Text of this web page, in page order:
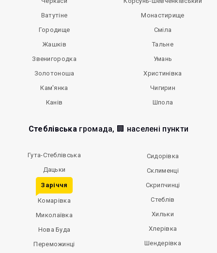
Ватутіне
Городище
Жашків
Звенигородка
Золотоноша
Кам'янка
Канів
Монастирище
Сміла
Тальне
Умань
Христинівка
Чигирин
Шпола
Стеблівська громада, 🏢 населені пункти
Гута-Стеблівська
Дацьки
Заріччя
Комарівка
Миколаївка
Нова Буда
Переможинці
Сидорівка
Склименці
Скрипчинці
Стеблів
Хильки
Хлерівка
Шендерівка